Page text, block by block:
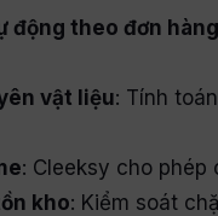
động theo đơn hàng
vật liệu: Tính
: Cleeksy cho
kho: Kiểm soát